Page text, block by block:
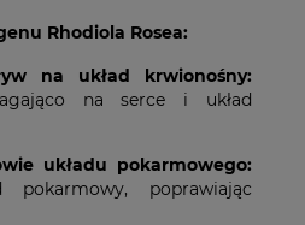
Rhodiola Rosea:
na układ krwionośny:
na serce i układ
układu pokarmowego:
pokarmowy, poprawiając